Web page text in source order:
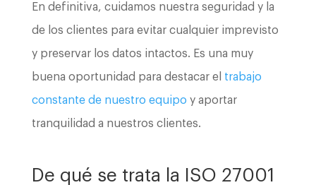
En definitiva, cuidamos nuestra seguridad y la
de los clientes para evitar cualquier imprevisto
y preservar los datos intactos. Es una muy
buena oportunidad para destacar el trabajo
constante de nuestro equipo y aportar
tranquilidad a nuestros clientes.
De qué se trata la ISO 27001